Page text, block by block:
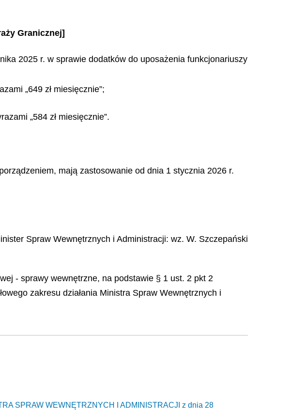
Granicznej]
2025 r. w sprawie dodatków do uposażenia funkcjonariuszy
„649 zł miesięcznie”;
„584 zł miesięcznie”.
mają zastosowanie od dnia 1 stycznia 2026 r.
Spraw Wewnętrznych i Administracji: wz. W. Szczepański
- sprawy wewnętrzne, na podstawie § 1 ust. 2 pkt 2
zakresu działania Ministra Spraw Wewnętrznych i
SPRAW WEWNĘTRZNYCH I ADMINISTRACJI z dnia 28